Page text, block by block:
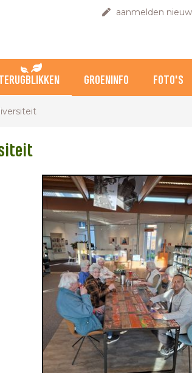
aanmelden
GROENINFO FOTO'S